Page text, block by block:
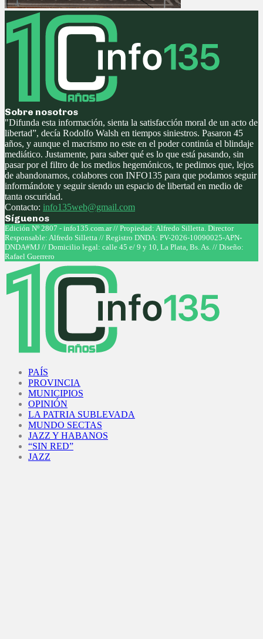
Sobre nosotros
"Difunda esta información, sienta la satisfacción moral de un acto de
libertad”, decía Rodolfo Walsh en tiempos siniestros. Pasaron 45
años, y aunque el macrismo no este en el poder continúa el blindaje
mediático. Justamente, para saber qué es lo que está pasando, sin
pasar por el filtro de los medios hegemónicos, te pedimos que, lejos
de abandonarnos, colabores con INFO135 para que podamos seguir
informándote y seguir siendo un espacio de libertad en medio de
tanta oscuridad.
Contacto: info135web@gmail.com
Síguenos
Facebook
Twitter
Instagram
Youtube
Edición Nº 2807 - info135.com.ar // Propiedad: Alfredo Silletta. Director
Responsable: Alfredo Silletta // Registro DNDA: PV-2026-10090025-APN-
DNDA#MJ // Domicilio legal: calle 45 e/ 9 y 10, La Plata, Bs. As. // Diseño:
Rafael Guerrero
PAÍS
PROVINCIA
MUNICIPIOS
OPINIÓN
LA PATRIA SUBLEVADA
MUNDO SECTAS
JAZZ Y HABANOS
“SIN RED”
JAZZ